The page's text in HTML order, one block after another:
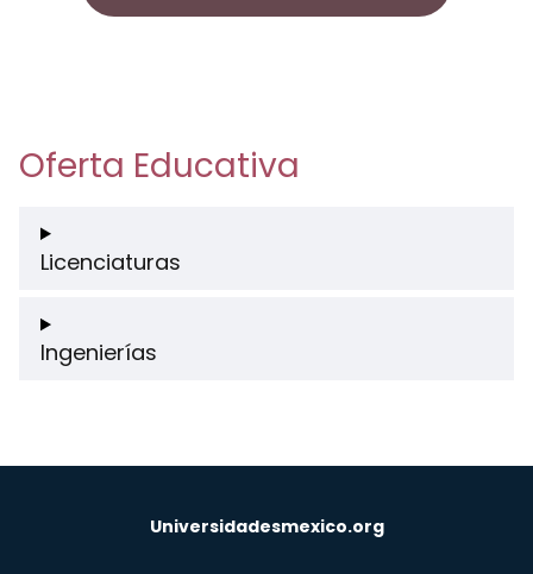
Oferta Educativa
Licenciaturas
Ingenierías
Universidadesmexico.org